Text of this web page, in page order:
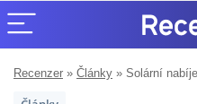
Recenzer » Články » Solární